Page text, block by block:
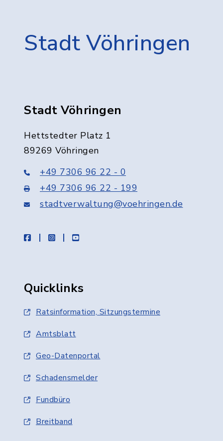
Stadt Vöhringen
Stadt Vöhringen
Hettstedter Platz 1
89269 Vöhringen
+49 7306 96 22 - 0
+49 7306 96 22 - 199
stadtverwaltung@voehringen.de
facebookinstagramyoutube
Quicklinks
Ratsinformation, Sitzungstermine
Amtsblatt
Geo-Datenportal
Schadensmelder
Fundbüro
Breitband